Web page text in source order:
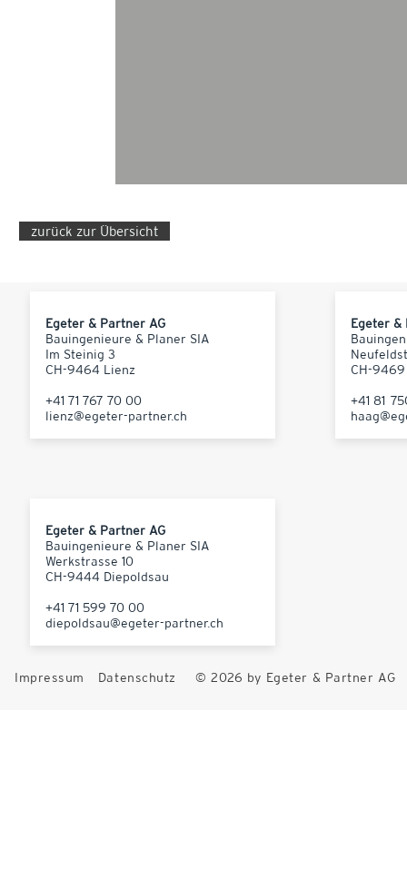
zurück zur Übersicht
Egeter & Partner AG
Bauingenieure & Planer SIA
Im Steinig 3
CH-9464 Lienz
+41 71 767 70 00
lienz@egeter-partner.ch
Egeter &
CH-
+41 81
Egeter & Partner AG
Bauingenieure & Planer SIA
Werkstrasse 10
CH-9444 Diepoldsau
+41 71 599 70 00
diepoldsau@egeter-partner.ch
Impressum Datenschutz © 2026 by Egeter & Partner AG